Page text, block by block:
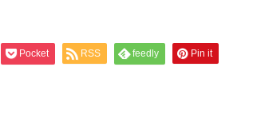
Pocket RSS feedly Pin it